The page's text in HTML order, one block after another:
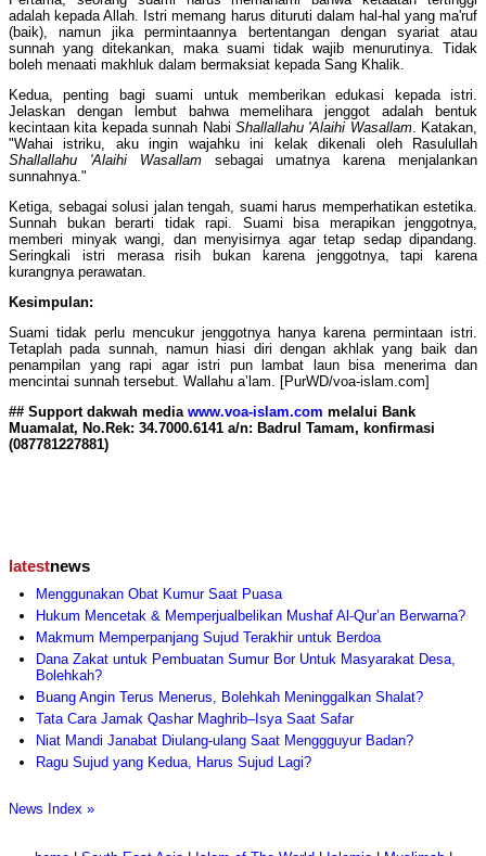
adalah kepada Allah. Istri memang harus dituruti dalam hal-hal yang ma'ruf
(baik), namun jika permintaannya bertentangan dengan syariat atau
sunnah yang ditekankan, maka suami tidak wajib menurutinya. Tidak
boleh menaati makhluk dalam bermaksiat kepada Sang Khalik.
​Kedua, penting bagi suami untuk memberikan edukasi kepada istri.
Jelaskan dengan lembut bahwa memelihara jenggot adalah bentuk
kecintaan kita kepada sunnah Nabi Shallallahu 'Alaihi Wasallam. Katakan,
"Wahai istriku, aku ingin wajahku ini kelak dikenali oleh Rasulullah
Shallallahu 'Alaihi Wasallam sebagai umatnya karena menjalankan
sunnahnya."
​Ketiga, sebagai solusi jalan tengah, suami harus memperhatikan estetika.
Sunnah bukan berarti tidak rapi. Suami bisa merapikan jenggotnya,
memberi minyak wangi, dan menyisirnya agar tetap sedap dipandang.
Seringkali istri merasa risih bukan karena jenggotnya, tapi karena
kurangnya perawatan.
Kesimpulan:
Suami tidak perlu mencukur jenggotnya hanya karena permintaan istri.
Tetaplah pada sunnah, namun hiasi diri dengan akhlak yang baik dan
penampilan yang rapi agar istri pun lambat laun bisa menerima dan
mencintai sunnah tersebut. Wallahu a’lam. [PurWD/voa-islam.com]
## Support dakwah media www.voa-islam.com melalui Bank
Muamalat, No.Rek: 34.7000.6141 a/n: Badrul Tamam, konfirmasi
(087781227881)
latestnews
Menggunakan Obat Kumur Saat Puasa
Hukum Mencetak & Memperjualbelikan Mushaf Al-Qur’an Berwarna?
Makmum Memperpanjang Sujud Terakhir untuk Berdoa
Dana Zakat untuk Pembuatan Sumur Bor Untuk Masyarakat Desa,
Bolehkah?
Buang Angin Terus Menerus, Bolehkah Meninggalkan Shalat?
Tata Cara Jamak Qashar Maghrib–Isya Saat Safar
Niat Mandi Janabat Diulang-ulang Saat Menggguyur Badan?
Ragu Sujud yang Kedua, Harus Sujud Lagi?
News Index »